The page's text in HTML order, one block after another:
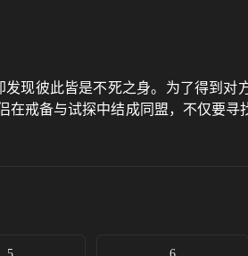
现彼此皆是不死之身。为了得到对
戒备与试探中结成同盟，不仅要寻